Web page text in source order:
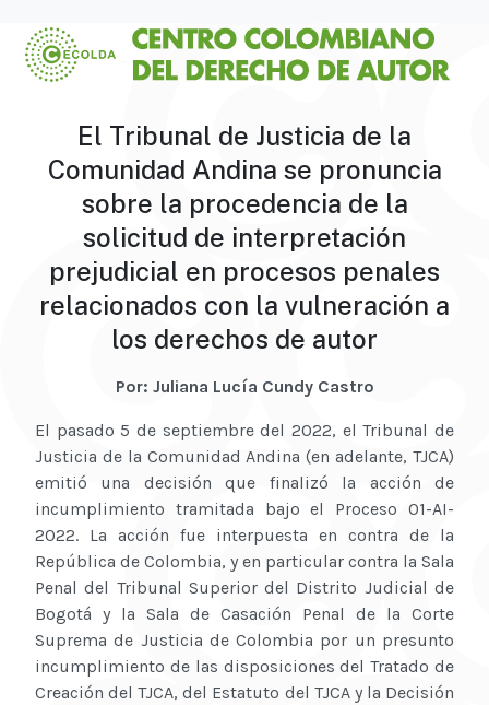
El Tribunal de Justicia de la
Comunidad Andina se pronuncia
sobre la procedencia de la
solicitud de interpretación
prejudicial en procesos penales
relacionados con la vulneración a
los derechos de autor
Por: Juliana Lucía Cundy Castro
El pasado 5 de septiembre del 2022, el Tribunal de
Justicia de la Comunidad Andina (en adelante, TJCA)
emitió una decisión que finalizó la acción de
incumplimiento tramitada bajo el Proceso 01-AI-
2022. La acción fue interpuesta en contra de la
República de Colombia, y en particular contra la Sala
Penal del Tribunal Superior del Distrito Judicial de
Bogotá y la Sala de Casación Penal de la Corte
Suprema de Justicia de Colombia por un presunto
incumplimiento de las disposiciones del Tratado de
Creación del TJCA, del Estatuto del TJCA y la Decisión